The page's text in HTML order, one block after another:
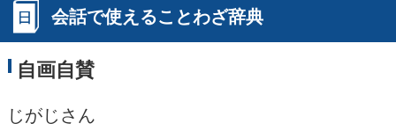
会話で使えることわざ辞典
自画自賛
じがじさん